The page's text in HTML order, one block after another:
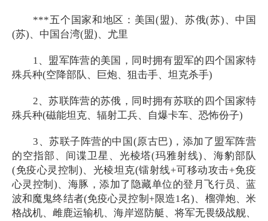
***五个国家和地区：美国(盟)、苏俄(苏)、中国
(苏)、中国台湾(盟)、尤里
1、盟军阵营的美国，同时拥有盟军的四个国家特
殊兵种(空降部队、巨炮、狙击手、坦克杀手)
2、苏联阵营的苏俄，同时拥有苏联的四个国家特
殊兵种(磁能坦克、辐射工兵、自爆卡车、恐怖份子)
3、苏联子阵营的中国(原古巴)，添加了盟军阵营
的空指部、间谍卫星、光棱塔(玛雅射线)、海豹部队
(免疫心灵控制)、光棱坦克(镭射线+可移动攻击+免疫
心灵控制)、海豚，添加了隐藏单位的登月飞行员、蓝
波和魔鬼终结者(免疫心灵控制+限造1名)、榴弹炮、米
格战机、雌鹿运输机、海岸巡防艇、将军无畏级战舰、